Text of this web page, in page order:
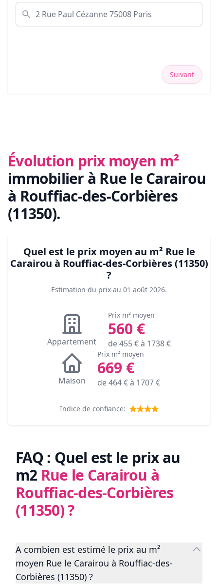
Suivant
Évolution prix moyen m²
immobilier à Rue le Carairou
à Rouffiac-des-Corbières
(11350).
Quel est le prix moyen au m² Rue le
Carairou à Rouffiac-des-Corbières (11350)
?
Estimation du prix au 01 août 2026.
Appartement
Prix m² moyen
560 €
de455€ à 1738€
Maison
Prix m² moyen
669 €
de464€ à 1707€
Indice de confiance:
FAQ : Quel est le prix au
m2 Rue le Carairou à
Rouffiac-des-Corbières
(11350)?
A combien est estimé le prix au m²
moyen Rue le Carairou à Rouffiac-des-
Corbières (11350) ?